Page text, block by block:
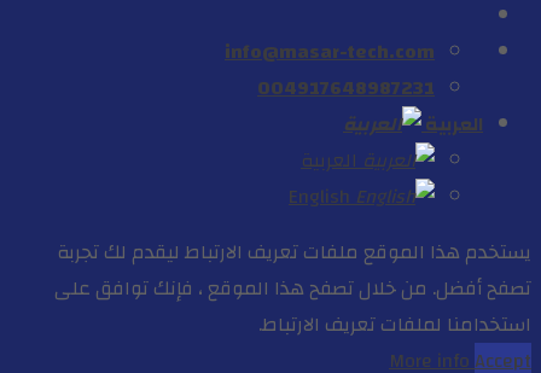
info@masar-tech.com
004917648987231
العربية
العربية
English
يستخدم هذا الموقع ملفات تعريف الارتباط ليقدم لك تجربة
تصفح أفضل. من خلال تصفح هذا الموقع ، فإنك توافق على
استخدامنا لملفات تعريف الارتباط.
More infoAccept